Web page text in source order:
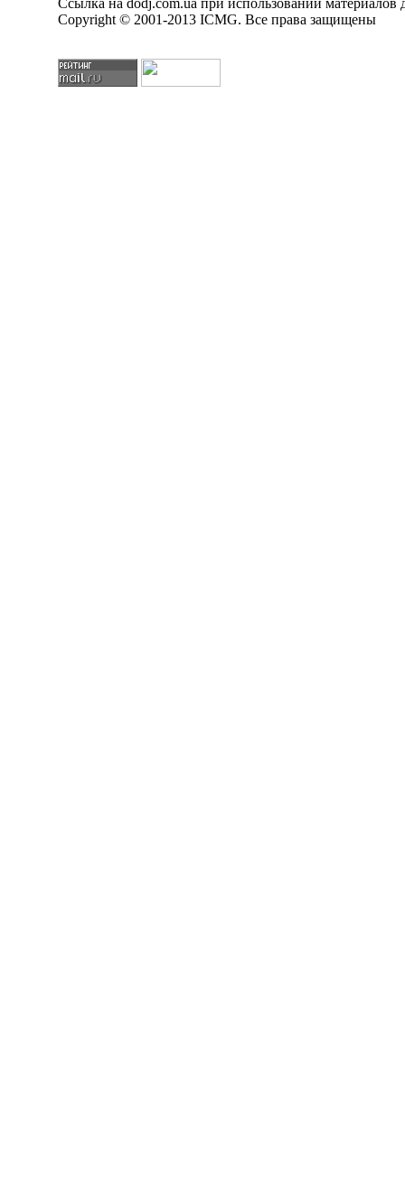
Ссылка на dodj.com.ua при использовании материалов
Copyright © 2001-2013 ICMG. Все права защищены